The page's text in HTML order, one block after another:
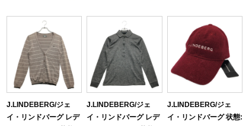
J.LINDEBERG/ジェ
イ・リンドバーグ レデ
J.LINDEBERG/ジェ
イ・リンドバーグ レデ
J.LINDEBERG/ジェ
イ・リンドバーグ 状態: